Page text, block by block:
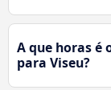
A que horas é
para Viseu?